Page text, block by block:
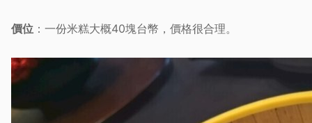
價位 ：一份米糕大概40塊台幣，價格很合理。